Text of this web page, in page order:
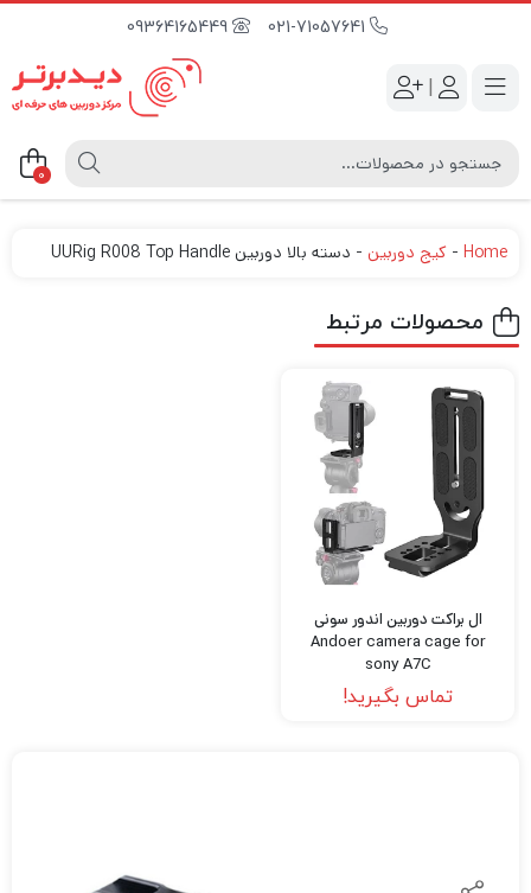
09364165449
|
0
Home
- کیج دوربین - دسته بالا دوربین UURig R008 Top Handle
محصولات مرتبط
ال براکت دوربین اندور سونی
Andoer camera cage for
sony A7C
تماس بگیرید!